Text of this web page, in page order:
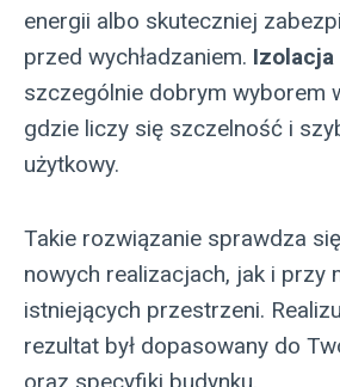
energii albo skuteczniej
przed wychładzaniem.
szczególnie dobrym wyborem
gdzie liczy się szczelność i
użytkowy.
Takie rozwiązanie sprawdza
nowych realizacjach, jak i przy
istniejących przestrzeni.
rezultat był dopasowany do
oraz specyfiki budynku.